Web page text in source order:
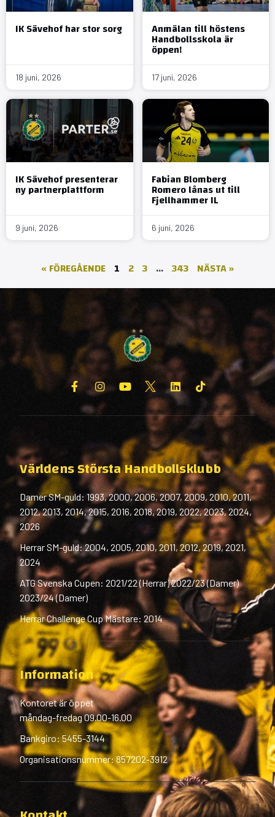
IK Sävehof har stor sorg
18 juni, 2026
Anmälan till höstens
Handbollsskola är
öppen!
17 juni, 2026
IK Sävehof presenterar
ny partnerplattform
9 juni, 2026
Fabian Blomberg
Romero lånas ut till
Fjellhammer IL
6 juni, 2026
« FÖREGÅENDE 1 2 3 … 343 NÄSTA »
Världens Största Handbollsklubb
Damer SM-guld: 1993, 2000, 2006, 2007, 2009, 2010, 2011,
2012, 2013, 2014, 2015, 2016, 2018, 2019, 2022, 2023, 2024,
2026
Herrar SM-guld: 2004, 2005, 2010, 2011, 2012, 2019, 2021,
2024
ATG Svenska Cupen: 2021/22 (Herrar) 2022/23 (Damer)
2023/24 (Damer)
Herrar Challenge Cup Mästare: 2014
Information
Kontoret är öppet
måndag-fredag 09.00-16.00
Bankgiro: 5455-3144
Organisationsnummer: 857202-3912